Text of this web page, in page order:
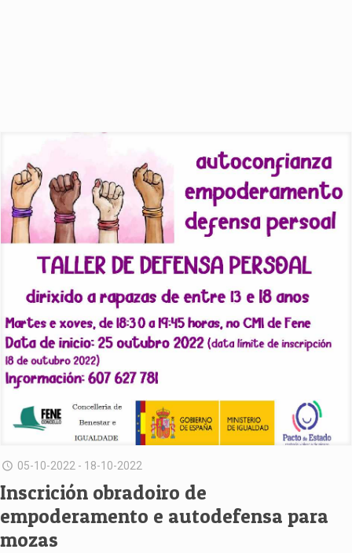
05-10-2022 - 18-10-2022
Inscrición obradoiro de
empoderamento e autodefensa para
mozas